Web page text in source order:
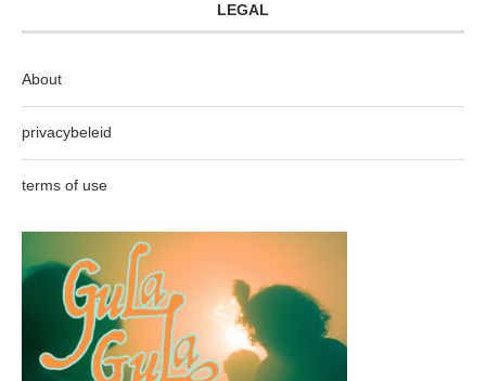
LEGAL
About
privacybeleid
terms of use